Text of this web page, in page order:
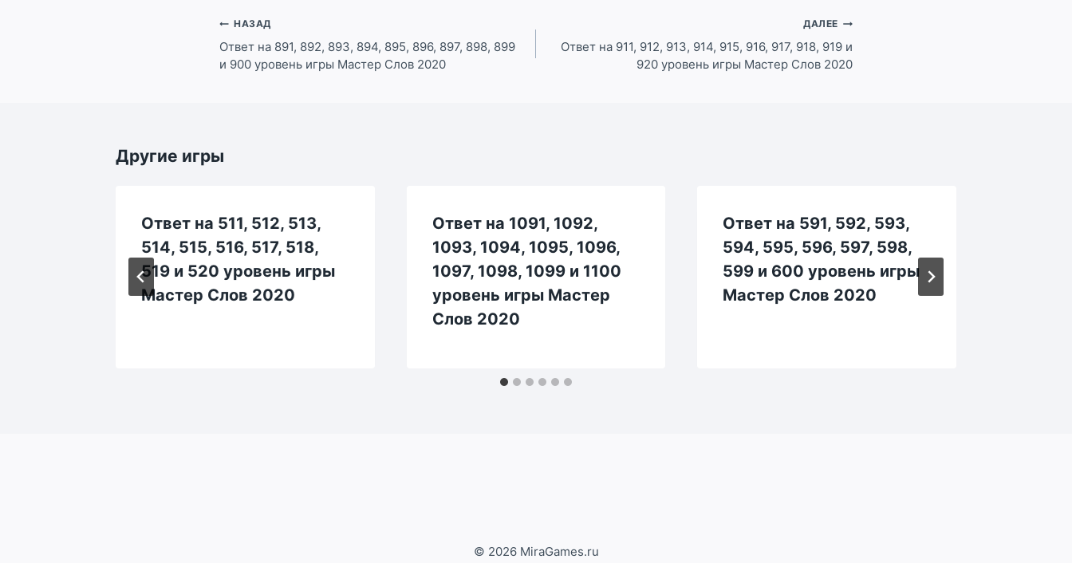
Навигация
по
записям
НАЗАД
Ответ на 891, 892, 893, 894, 895, 896, 897, 898, 899
и 900 уровень игры Мастер Слов 2020
ДАЛЕЕ
Ответ на 911, 912, 913, 914, 915, 916, 917, 918, 919 и
920 уровень игры Мастер Слов 2020
Другие игры
Ответ на 511, 512, 513,
514, 515, 516, 517, 518,
519 и 520 уровень игры
Мастер Слов 2020
Ответ на 1091, 1092,
1093, 1094, 1095, 1096,
1097, 1098, 1099 и 1100
уровень игры Мастер
Слов 2020
Ответ на 591, 592, 593,
594, 595, 596, 597, 598,
599 и 600 уровень игры
Мастер Слов 2020
© 2026 MiraGames.ru